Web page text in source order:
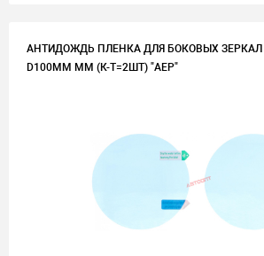
АНТИДОЖДЬ ПЛЕНКА ДЛЯ БОКОВЫХ
D100ММ ММ (К-Т=2ШТ) "AEP"